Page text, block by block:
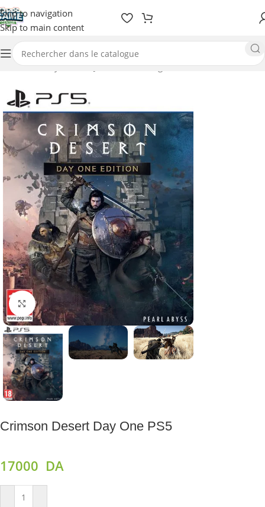
Skip to navigation
Skip to main content
Accueil/ Playstation/ Jeux-vidéos / Digitale/ PS5
Agrandir
Crimson Desert Day One PS5
17000 DA